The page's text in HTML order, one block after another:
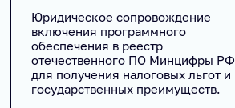
Юридическое сопровождение
включения программного
обеспечения в реестр
отечественного ПО Минцифры РФ
для получения налоговых льгот и
государственных преимуществ.